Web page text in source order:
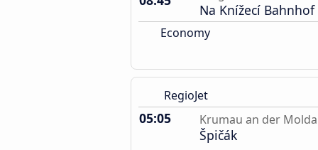
Na Knížecí Bahnhof
Economy
RegioJet
05:05 Krumau an der
Špičák